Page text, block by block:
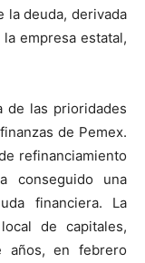
la deuda, derivada
empresa estatal,
de las prioridades
de Pemex.
refinanciamiento
conseguido una
financiera. La
de capitales,
años, en febrero